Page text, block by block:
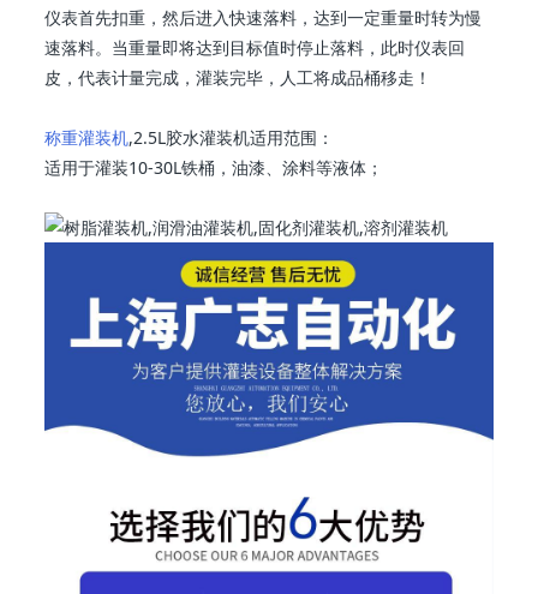
仪表首先扣重，然后进入快速落料，达到一定重量时转为慢
速落料。当重量即将达到目标值时停止落料，此时仪表回
皮，代表计量完成，灌装完毕，人工将成品桶移走！
称重灌装机,2.5L胶水灌装机适用范围：
适用于灌装10-30L铁桶，油漆、涂料等液体；